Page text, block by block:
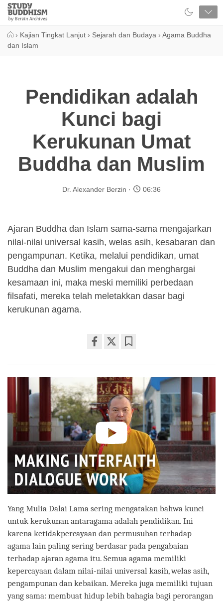
Close
Study
Buddhism
› Kajian Tingkat Lanjut › Sejarah dan Budaya › Agama Buddha
dan Islam
Pendidikan adalah
Kunci bagi
Kerukunan Umat
Buddha dan Muslim
Dr. Alexander Berzin 06:36
Ajaran Buddha dan Islam sama-sama mengajarkan
nilai-nilai universal kasih, welas asih, kesabaran dan
pengampunan. Ketika, melalui pendidikan, umat
Buddha dan Muslim mengakui dan menghargai
kesamaan ini, maka meski memiliki perbedaan
filsafati, mereka telah meletakkan dasar bagi
kerukunan agama.
on
facebook
Yang Mulia Dalai Lama sering mengatakan bahwa kunci
untuk kerukunan antaragama adalah pendidikan. Ini
karena ketidakpercayaan dan permusuhan terhadap
agama lain paling sering berdasar pada pengabaian
terhadap ajaran agama itu. Semua agama memiliki
kepercayaan dalam nilai-nilai universal kasih, welas asih,
pengampunan dan kebaikan. Mereka juga memiliki tujuan
yang sama: membuat hidup lebih bahagia bagi perorangan